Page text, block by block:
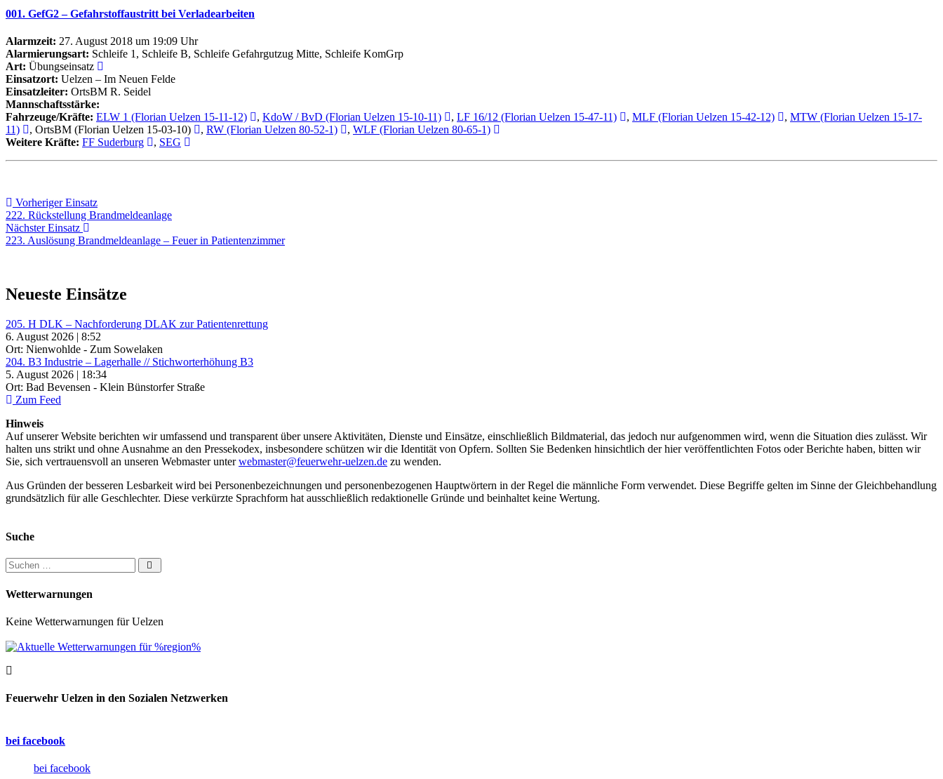
001. GefG2 – Gefahrstoffaustritt bei Verladearbeiten
Alarmzeit: 27. August 2018 um 19:09 Uhr
Alarmierungsart: Schleife 1, Schleife B, Schleife Gefahrgutzug Mitte, Schleife KomGrp
Art: Übungseinsatz
Einsatzort: Uelzen – Im Neuen Felde
Einsatzleiter: OrtsBM R. Seidel
Mannschaftsstärke:
Fahrzeuge/Kräfte: ELW 1 (Florian Uelzen 15-11-12) , KdoW / BvD (Florian Uelzen 15-10-11) , LF 16/12 (Florian Uelzen 15-47-11) , MLF (Florian Uelzen 15-42-12) , MTW (Florian Uelzen 15-17-
11)
, OrtsBM (Florian Uelzen 15-03-10) , RW (Florian Uelzen 80-52-1) , WLF (Florian Uelzen 80-65-1)
Weitere Kräfte: FF Suderburg , SEG
Beitragsnavigation
Vorheriger EinsatzVorheriger
Einsatz:
222. Rückstellung Brandmeldeanlage
Nächster Einsatz
Einsatz:
223. Auslösung Brandmeldeanlage – Feuer in Patientenzimmer
Neueste Einsätze
205. H DLK – Nachforderung DLAK zur Patientenrettung
6. August 2026 | 8:52
Ort: Nienwohlde - Zum Sowelaken
204. B3 Industrie – Lagerhalle // Stichworterhöhung B3
5. August 2026 | 18:34
Ort: Bad Bevensen - Klein Bünstorfer Straße
Zum Feed
Hinweis
Auf unserer Website berichten wir umfassend und transparent über unsere Aktivitäten, Dienste und Einsätze, einschließlich Bildmaterial, das jedoch nur aufgenommen wird, wenn die Situation dies zulässt. Wir
halten uns strikt und ohne Ausnahme an den Pressekodex, insbesondere schützen wir die Identität von Opfern. Sollten Sie Bedenken hinsichtlich der hier veröffentlichten Fotos oder Berichte haben, bitten wir
Sie, sich vertrauensvoll an unseren Webmaster unterwebmaster@feuerwehr-uelzen.de zu wenden.
Aus Gründen der besseren Lesbarkeit wird bei Personenbezeichnungen und personenbezogenen Hauptwörtern in der Regel die männliche Form verwendet. Diese Begriffe gelten im Sinne der Gleichbehandlung
grundsätzlich für alle Geschlechter. Diese verkürzte Sprachform hat ausschließlich redaktionelle Gründe und beinhaltet keine Wertung.
Suche
Suchen nach:
Wetterwarnungen
Keine Wetterwarnungen für Uelzen
Feuerwehr Uelzen in den Sozialen Netzwerken
bei facebook
bei facebook